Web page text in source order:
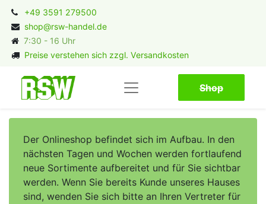
+49 3591 279500
shop@rsw-handel.de
7:30 - 16 Uhr
Preise verstehen sich zzgl. Versandkosten
Shop​​​​
Der Onlineshop befindet sich im Aufbau. In den
nächsten Tagen und Wochen werden fortlaufend
neue Sortimente aufbereitet und für Sie sichtbar
werden. Wenn Sie bereits Kunde unseres Hauses
sind, wenden Sie sich bitte an Ihren Vertreter für